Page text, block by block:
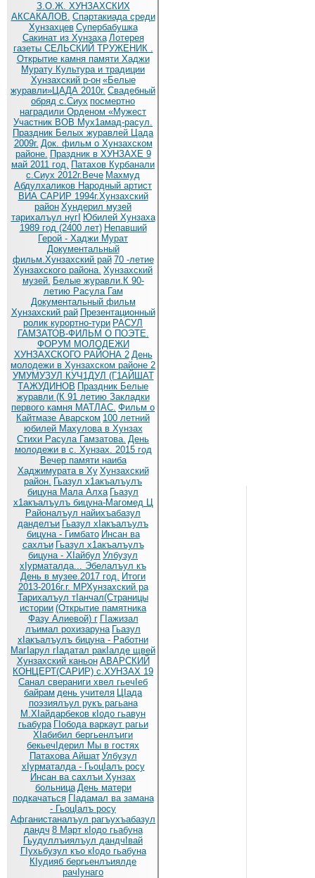
З.О.Ж. ХУНЗАХСКИХ
АКСАКАЛОВ. Спартакиада среди
Хунзахцев Супербабушка
Сакинат из Хунзаха Лотерея
газеты СЕЛЬСКИЙ ТРУЖЕНИК .
Открытие камня памяти Хаджи
Мурату Культура и традиции
Хунзахский р-он «Белые
журавли»ЦАДА 2010г. Cвадебный
обряд c.Сиух посмертно
наградили Орденом «Мужест
Участник ВОВ Мух1амад-расул.
Праздник Белых журавлей Цада
2009г. Док. фильм о Хунзахском
районе. Праздник в ХУНЗАХЕ 9
май 2011 год. Патахов Курбанали
с.Сиух 2012г.Вече Махмуд
Абдулхаликов Народный артист
ВИА САРИР 1994г.Хунзахский
район Хундерил музей
тарихалъул нугI Юбилей Хунзаха
1989 год (2400 лет) Непавший
Герой - Хаджи Мурат
Документальный
фильм.Хунзахский рай 70 -летие
Хунзахского района. Хунзахский
музей. Белые журавли.К 90-
летию Расула Гам
Документальный фильм
Хунзахский рай Презентационный
ролик курортно-тури РАСУЛ
ГАМЗАТОВ-ФИЛЬМ О ПОЭТЕ.
ФОРУМ МОЛОДЕЖИ
ХУНЗАХСКОГО РАЙОНА 2 День
молодежи в Хунзахском районе 2
УМУМУЗУЛ КУЧ1ДУЛ (Г1АЙШАТ
ТАЖУДИНОВ Праздник Белые
журавли (К 91 летию Закладки
первого камня МАТЛАС. Фильм о
Кайтмазе Аварском 100 летний
юбилей Махулова в Хунзах
Стихи Расула Гамзатова. День
молодежи в с. Хунзах. 2015 год
Вечер памяти наиба
Хаджимурата в Ху Хунзахский
район. Гьазул х1акъалъулъ
бицуна Мала Алха Гьазул
х1акъалъулъ бицуна-Магомед Ц
Районалъул найихъабазул
данделъи Гьазул хIакъалъулъ
бицуна - Гимбато Инсан ва
сахлъи Гьазул х1акъалъулъ
бицуна - ХIайбул Улбузул
хIурматалда... Эбелалъул къ
День в музее.2017 год. Итоги
2013-2016г.г. МРХунзахский ра
Тарихалъул тIанчал(Страницы
истории (Открытие памятника
Фазу Алиевой) г ГIажизал
лъимал рохизаруна Гьазул
хIакъалъулъ бицуна - Работни
МагIарул гIадатал ракIалде щвей
Хунзахский каньон АВАРСКИЙ
КОНЦЕРТ(САРИР) с.ХУНЗАХ 19
Санал свераниги хвел гьечIеб
байрам день учителя ЦIада
поэзиялъул рукъ рагьана
М.ХIайдарбеков кIодо гьавун
гьабура ГIобода варкаут рагьи
ХIабибил бергьенлъиги
бекьечIдерил Мы в гостях
Патахова Айшат Улбузул
хIурматалда - ГьоцIалъ росу
Инсан ва сахлъи Хунзах
больница День матери
подкачаться ГIадамал ва замана
- ГьоцIалъ росу
Афганистаналъул рагъухъабазул
дандч 8 Март кIодо гьабуна
Гьудуллъиялъул дандчIвай
ГIухьбузул къо кIодо гьабуна
КIудияб бергьенлъиялде
рачIунаго